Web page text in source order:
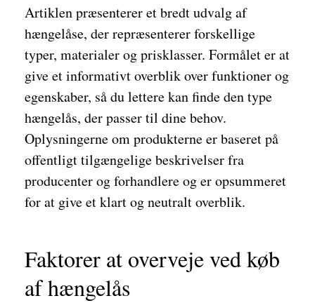
Artiklen præsenterer et bredt udvalg af
hængelåse, der repræsenterer forskellige
typer, materialer og prisklasser. Formålet er at
give et informativt overblik over funktioner og
egenskaber, så du lettere kan finde den type
hængelås, der passer til dine behov.
Oplysningerne om produkterne er baseret på
offentligt tilgængelige beskrivelser fra
producenter og forhandlere og er opsummeret
for at give et klart og neutralt overblik.
Faktorer at overveje ved køb
af hængelås